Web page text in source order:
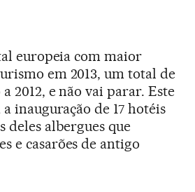
europeia com maior
em 2013, um total de
a 2012, e não vai parar. Este
inauguração de 17 hotéis
deles albergues que
e casarões de antigo